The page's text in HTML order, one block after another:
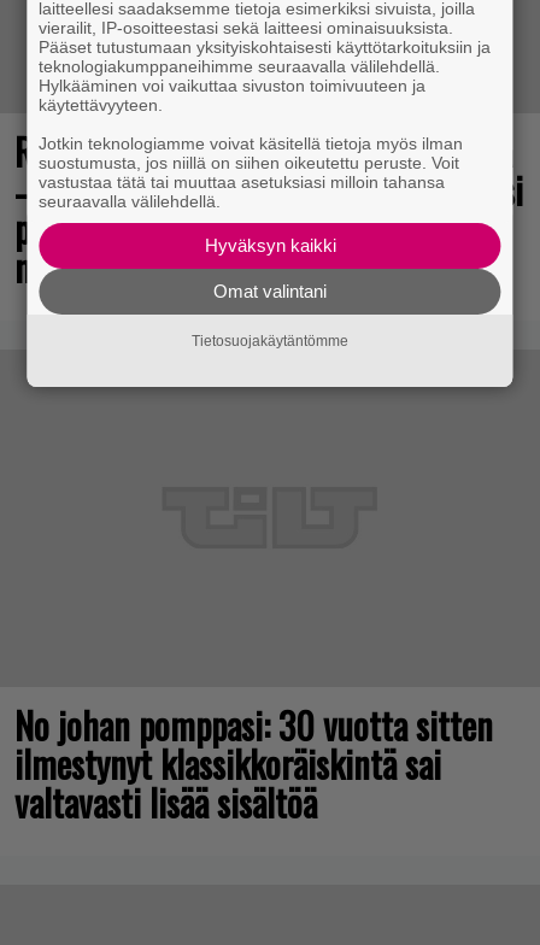
Rakastettu pelisarja täyttää 25 vuotta
– vuonna 2012 julkaistu osa ilmaiseksi
pc:lle, muita osia voi testailla
maksutta
No johan pomppasi: 30 vuotta sitten
ilmestynyt klassikkoräiskintä sai
valtavasti lisää sisältöä
laitteellesi saadaksemme tietoja esimerkiksi sivuista, joilla
vierailit, IP-osoitteestasi sekä laitteesi ominaisuuksista.
Pääset tutustumaan yksityiskohtaisesti käyttötarkoituksiin ja
teknologiakumppaneihimme seuraavalla välilehdellä.
Hylkääminen voi vaikuttaa sivuston toimivuuteen ja
käytettävyyteen.
Jotkin teknologiamme voivat käsitellä tietoja myös ilman
suostumusta, jos niillä on siihen oikeutettu peruste. Voit
vastustaa tätä tai muuttaa asetuksiasi milloin tahansa
seuraavalla välilehdellä.
Hyväksyn kaikki
Omat valintani
Tietosuojakäytäntömme